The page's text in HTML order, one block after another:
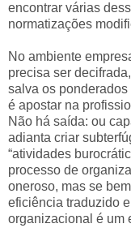
encontrar várias
normatizações
No ambiente
precisa ser
salva os
é apostar na
Não há saída: ou
adianta criar
“atividades
processo de
oneroso, mas se
eficiência traduzido
organizacional é um